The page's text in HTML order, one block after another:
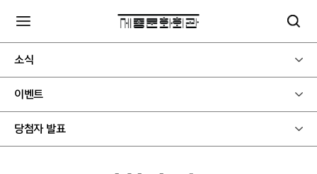
소식
이벤트
당첨자 발표